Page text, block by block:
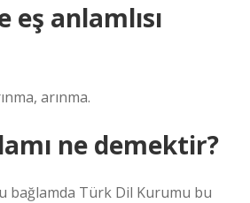
eş anlamlısı
arınma.
ne demektir?
bağlamda Türk Dil Kurumu bu